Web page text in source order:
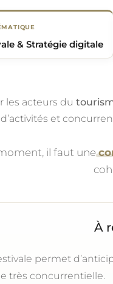
& Stratégie digitale
les acteurs du
et
il faut une
À
permet
très concurrentielle.